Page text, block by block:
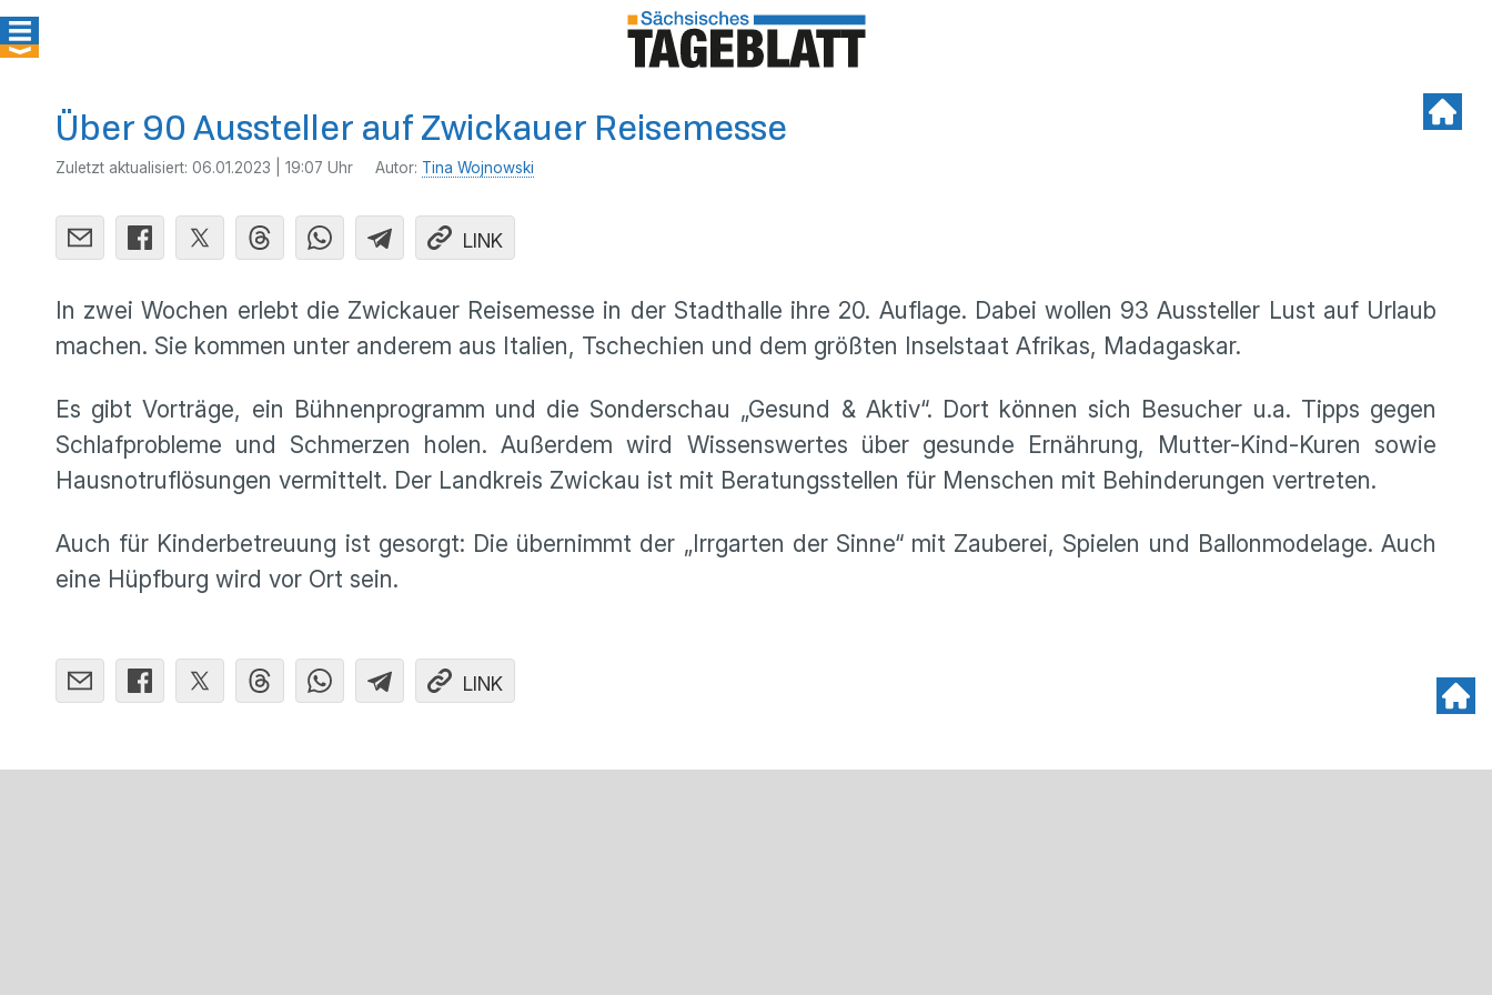
Über 90 Aussteller auf Zwickauer Reisemesse
Zuletzt aktualisiert: 06.01.2023 | 19:07 Uhr Autor: Tina Wojnowski
LINK
In zwei Wochen erlebt die Zwickauer Reisemesse in der Stadthalle ihre 20. Auflage. Dabei wollen 93 Aussteller Lust auf Urlaub
machen. Sie kommen unter anderem aus Italien, Tschechien und dem größten Inselstaat Afrikas, Madagaskar.
Es gibt Vorträge, ein Bühnenprogramm und die Sonderschau „Gesund & Aktiv“. Dort können sich Besucher u.a. Tipps gegen
Schlafprobleme und Schmerzen holen. Außerdem wird Wissenswertes über gesunde Ernährung, Mutter-Kind-Kuren sowie
Hausnotruflösungen vermittelt. Der Landkreis Zwickau ist mit Beratungsstellen für Menschen mit Behinderungen vertreten.
Auch für Kinderbetreuung ist gesorgt: Die übernimmt der „Irrgarten der Sinne“ mit Zauberei, Spielen und Ballonmodelage. Auch
eine Hüpfburg wird vor Ort sein.
LINK